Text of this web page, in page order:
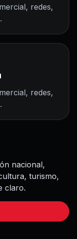
redes,
redes,
nacional,
turismo,
claro.